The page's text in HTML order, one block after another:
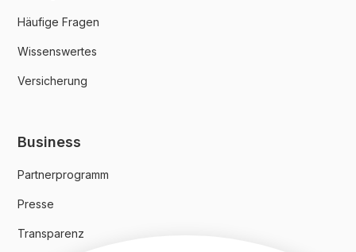
Häufige Fragen
Wissenswertes
Versicherung
Business
Partnerprogramm
Presse
Transparenz